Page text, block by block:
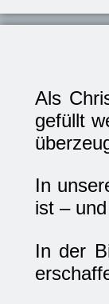
Als
gefüllt
In
ist –
In der